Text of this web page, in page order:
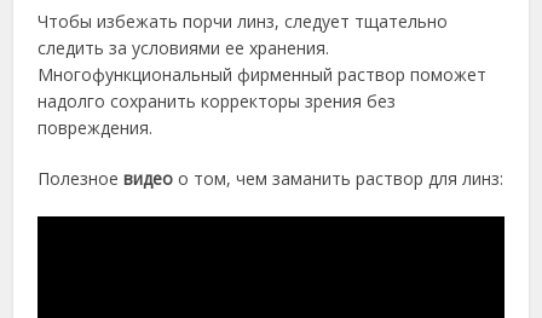
Чтобы избежать порчи линз, следует тщательно
следить за условиями ее хранения.
Многофункциональный фирменный раствор поможет
надолго сохранить корректоры зрения без
повреждения.
Полезноевидео о том, чем заманить раствор для линз: